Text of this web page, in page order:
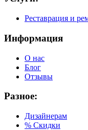
Реставрация и
Информация
О нас
Блог
Отзывы
Разное:
Дизайнерам
% Скидки